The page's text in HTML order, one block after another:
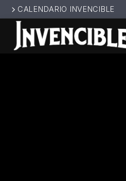
CALENDARIO INVENCIBLE